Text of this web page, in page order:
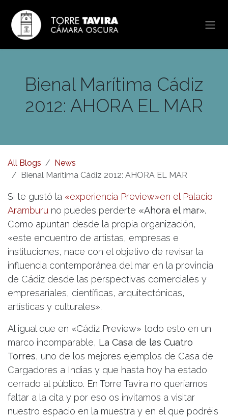
Bienal Marítima Cádiz
2012: AHORA EL MAR
All Blogs
News
Bienal Marítima Cádiz 2012: AHORA EL MAR
Si te gustó la «experiencia Preview»en el Palacio
Aramburu no puedes perderte «Ahora el mar».
Como apuntan desde la propia organización,
«este encuentro de artistas, empresas e
instituciones, nace con el objetivo de revisar la
influencia contemporánea del mar en la provincia
de Cádiz desde las perspectivas comerciales y
empresariales, científicas, arquitectónicas,
artísticas y culturales».
Al igual que en «Cádiz Preview» todo esto en un
marco incomparable, La Casa de las Cuatro
Torres, uno de los mejores ejemplos de Casa de
Cargadores a Indias y que hasta hoy ha estado
cerrado al público. En Torre Tavira no queríamos
faltar a la cita y por eso os invitamos a visitar
nuestro espacio en la muestra y en el que podréis